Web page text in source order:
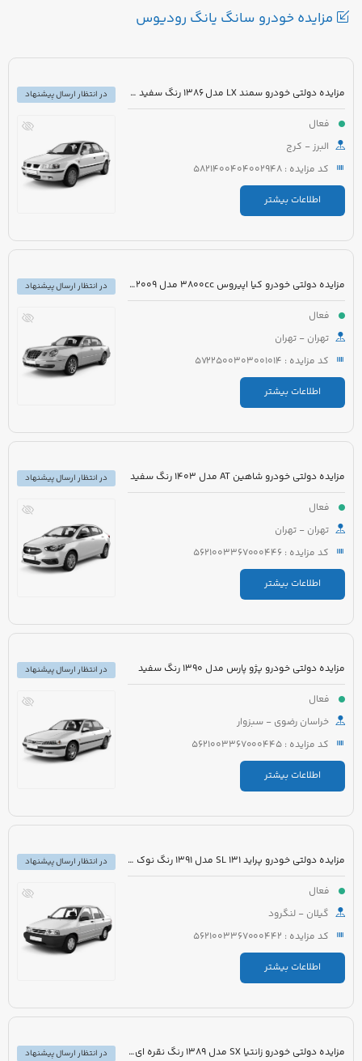
مزایده خودرو سانگ یانگ رودیوس
مزایده دولتی خودرو سمند LX مدل 1386 رنگ سفید صدفی
فعال
البرز - کرج
کد مزایده : 5821400404002948
اطلاعات بیشتر
در انتظار ارسال پیشنهاد
مزایده دولتی خودرو کیا اپیروس 3800cc مدل 2009 رنگ سفید
فعال
تهران - تهران
کد مزایده : 5722500303001014
اطلاعات بیشتر
در انتظار ارسال پیشنهاد
مزایده دولتی خودرو شاهین AT مدل 1403 رنگ سفید
فعال
تهران - تهران
کد مزایده : 5621003367000446
اطلاعات بیشتر
در انتظار ارسال پیشنهاد
مزایده دولتی خودرو پژو پارس مدل 1390 رنگ سفید
فعال
خراسان رضوی - سبزوار
کد مزایده : 5621003367000445
اطلاعات بیشتر
در انتظار ارسال پیشنهاد
مزایده دولتی خودرو پراید 131 SL مدل 1391 رنگ نوک مدادی
فعال
گیلان - لنگرود
کد مزایده : 5621003367000442
اطلاعات بیشتر
در انتظار ارسال پیشنهاد
مزایده دولتی خودرو زانتیا SX مدل 1389 رنگ نقره ای متالیک
در انتظار ارسال پیشنهاد